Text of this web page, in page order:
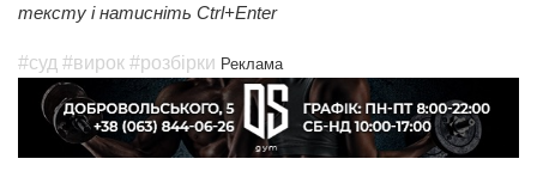
тексту і натисніть Ctrl+Enter
#суд #вирок #розбірки Реклама